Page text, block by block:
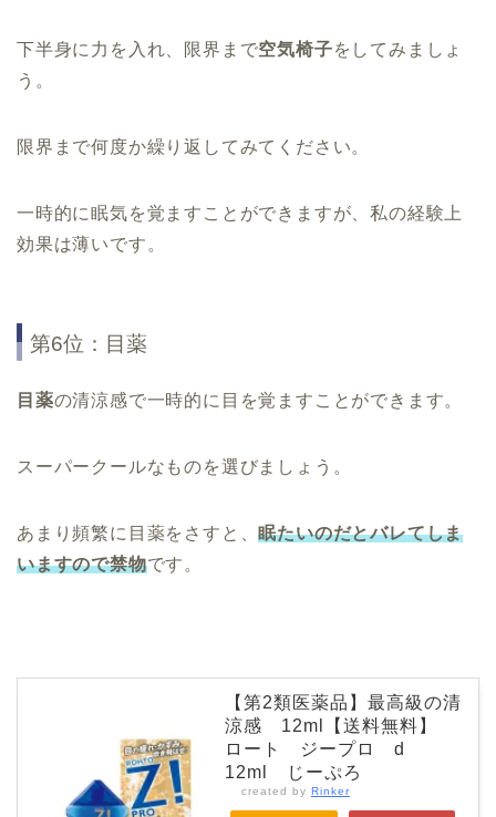
下半身に力を入れ、限界まで空気椅子をしてみましょ
う。
限界まで何度か繰り返してみてください。
一時的に眠気を覚ますことができますが、私の経験上
効果は薄いです。
第6位：目薬
目薬の清涼感で一時的に目を覚ますことができます。
スーパークールなものを選びましょう。
あまり頻繁に目薬をさすと、眠たいのだとバレてしま
いますので禁物です。
【第2類医薬品】最高級の清
涼感 12ml【送料無料】
ロート ジープロ d
12ml じーぷろ
created by Rinker